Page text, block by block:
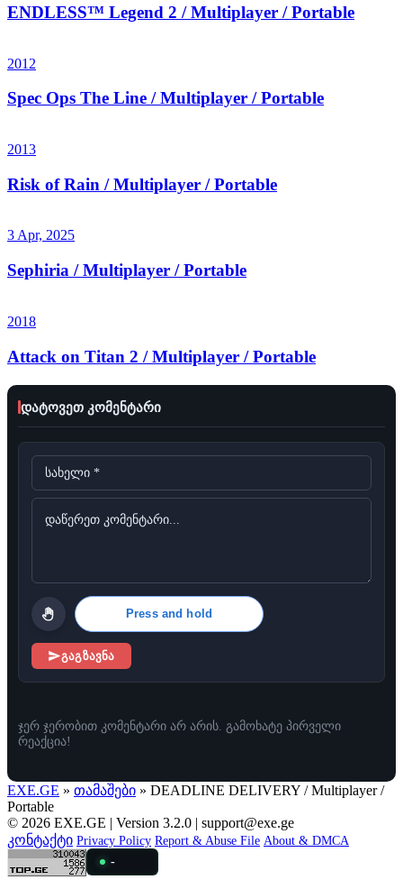
ENDLESS™ Legend 2 / Multiplayer / Portable
2012
Spec Ops The Line / Multiplayer / Portable
2013
Risk of Rain / Multiplayer / Portable
3 Apr, 2025
Sephiria / Multiplayer / Portable
2018
Attack on Titan 2 / Multiplayer / Portable
დატოვეთ კომენტარი
Press and hold
გაგზავნა
ჯერ ჯერობით კომენტარი არ არის. გამოხატე პირველი
რეაქცია!
EXE.GE » თამაშები » DEADLINE DELIVERY / Multiplayer /
Portable
© 2026 EXE.GE | Version 3.2.0 | support@exe.ge
კონტაქტი Privacy Policy Report & Abuse File About & DMCA
-